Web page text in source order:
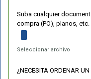
Suba cualquier
compra (PO), planos, etc.
Seleccionar archivo
¿NECESITA ORDENAR